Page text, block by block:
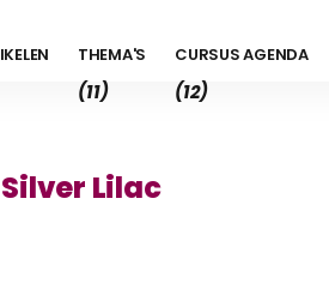
THEMA'S
(11)
CURSUS AGENDA
(12)
Lilac